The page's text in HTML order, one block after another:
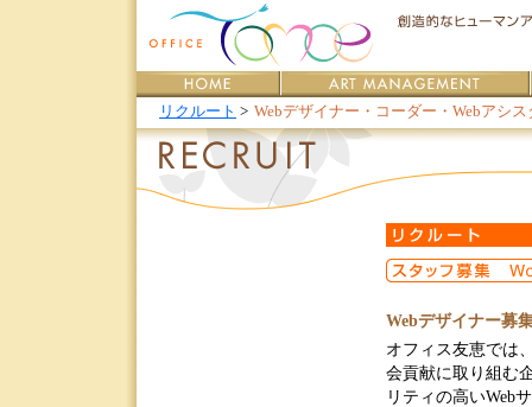
リクルート > Webデザイナー・コーダー・Webアシ
Webデザイナー募
オフィス友恵では
会貢献に取り組む
リティの高いWeb